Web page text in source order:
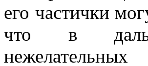
его частички
что в